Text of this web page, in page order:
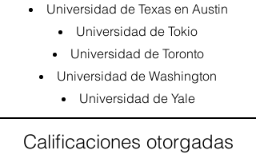
Calificaciones otorgadas
Universidad de Texas en Austin
Universidad de Tokio
Universidad de Toronto
Universidad de Washington
Universidad de Yale